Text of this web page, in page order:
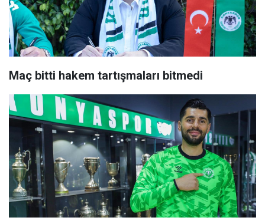
Maç bitti hakem tartışmaları bitmedi